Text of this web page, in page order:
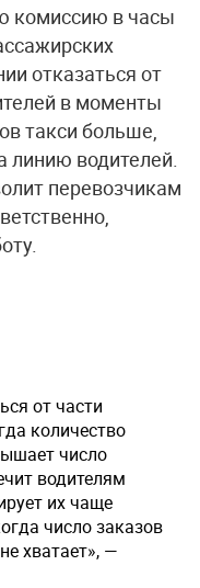
комиссию в часы
отказаться от
в моменты
такси больше,
линию водителей.
перевозчикам
от части
количество
число
водителям
их чаще
число заказов
хватает», —